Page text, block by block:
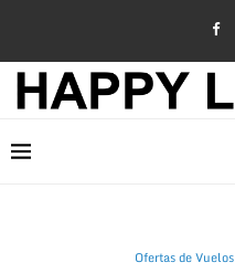
Ofertas de Vuelos